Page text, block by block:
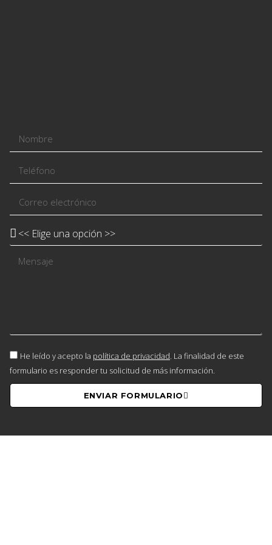
He leído y acepto la política de privacidad. La finalidad de este
formulario es responder tu solicitud de más información.
ENVIAR FORMULARIO